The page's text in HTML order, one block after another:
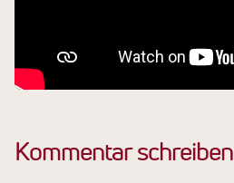
Kommentar schreiben